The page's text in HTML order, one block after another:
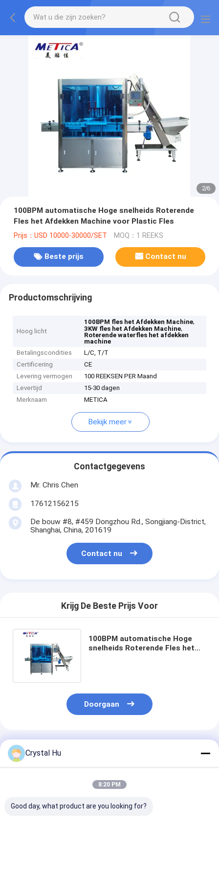
2/6
100BPM automatische Hoge snelheids Roterende
Fles het Afdekken Machine voor Plastic Fles
Prijs：USD 10000-30000/SET MOQ：1 REEKS
Beste prijs Contact nu
Productomschrijving
Hoog licht
100BPM fles het Afdekken Machine,
3KW fles het Afdekken Machine,
Roterende waterfles het afdekken
machine
Betalingscondities
L/C, T/T
Certificering
CE
Levering vermogen
100 REEKSEN PER Maand
Levertijd
15-30 dagen
Merknaam
METICA
Bekijk meer
Contactgegevens
Mr. Chris Chen
17612156215
De bouw #8, #459 Dongzhou Rd., Songjiang-District,
Shanghai, China, 201619
Contact nu
Krijg De Beste Prijs Voor
100BPM automatische Hoge
snelheids Roterende Fles het
Doorgaan
Geadviseerde Producten
Crystal Hu
8:20 PM
Good day, what product are you looking for?